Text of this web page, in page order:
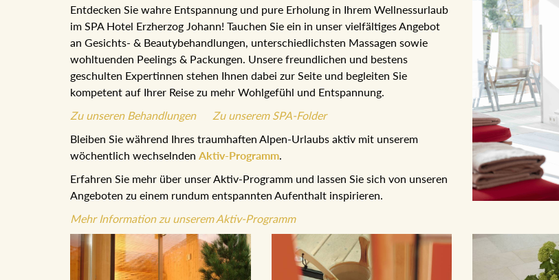
Entdecken Sie wahre Entspannung und pure Erholung in Ihrem Wellnessurlaub
im SPA Hotel Erzherzog Johann! Tauchen Sie ein in unser vielfältiges Angebot
an Gesichts- & Beautybehandlungen, unterschiedlichsten Massagen sowie
wohltuenden Peelings & Packungen. Unsere freundlichen und bestens
geschulten Expertinnen stehen Ihnen dabei zur Seite und begleiten Sie
kompetent auf Ihrer Reise zu mehr Wohlgefühl und Entspannung.
Zu unseren Behandlungen
Zu unserem SPA-Folder
Bleiben Sie während Ihres traumhaften Alpen-Urlaubs aktiv mit unserem
wöchentlich wechselnden Aktiv-Programm
Erfahren Sie mehr über unser Aktiv-Programm und lassen Sie sich von unseren
Angeboten zu einem rundum entspannten Aufenthalt inspirieren.
Mehr Information zu unserem Aktiv-Programm